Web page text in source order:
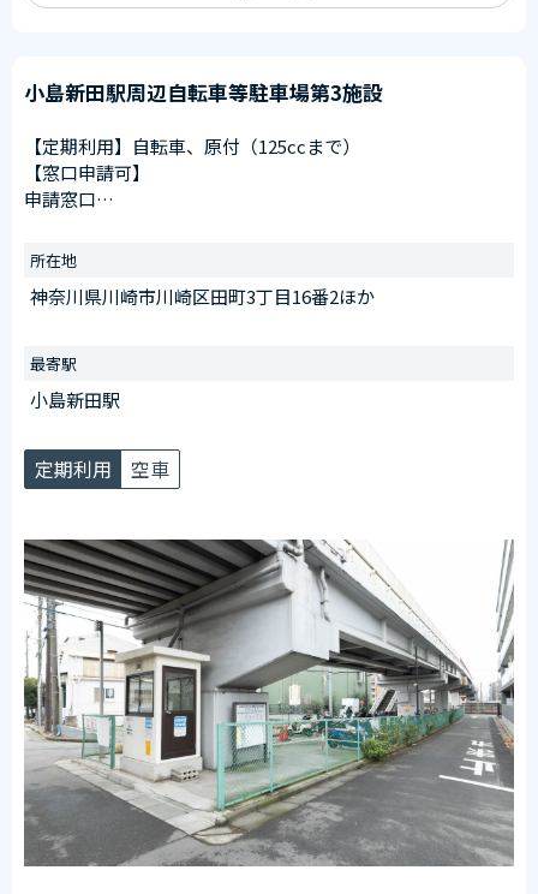
小島新田駅周辺自転車等駐車場第3施設
【定期利用】自転車、原付（125ccまで）
【窓口申請可】
申請窓口
受付時間
※日曜を除く
【臨時ステッカー場所】
所在地
神奈川県川崎市川崎区田町3丁目16番2ほか
最寄駅
小島新田駅
定期利用 空車